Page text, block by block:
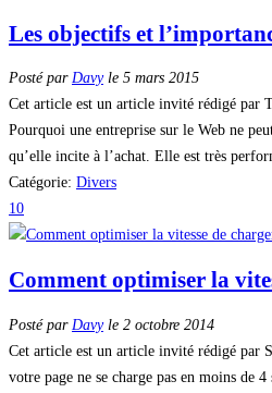
Les objectifs et
Posté par Davyle 5 mars 2015
Cet article est un article invité rédigé par
Pourquoi une entreprise sur le Web ne
qu’elle incite à l’achat. Elle est très
Catégorie: Divers
10
Comment optimiser la
Posté par Davyle 2 octobre 2014
Cet article est un article invité rédigé par
votre page ne se charge pas en moins de